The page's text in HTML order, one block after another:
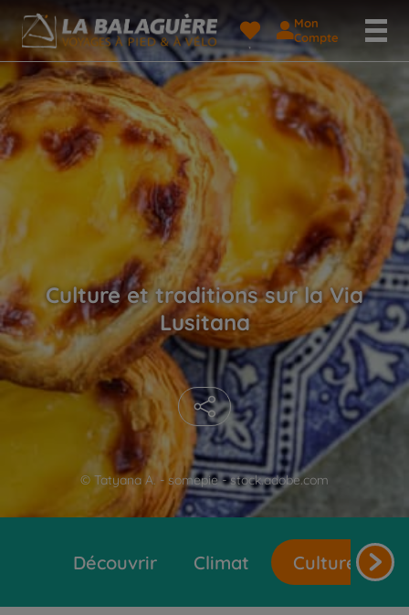
Mon
Compte
© Tatyana A. - somepie - stock.adobe.com
Culture et traditions sur la Via
Lusitana
Découvrir Climat Cultures et